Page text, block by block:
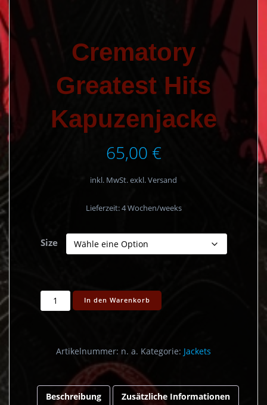
Crematory
Greatest Hits
Kapuzenjacke
65,00 €
inkl. MwSt.exkl. Versand
Lieferzeit:4 Wochen/weeks
Size
Crematory
Greatest
Menge
In den Warenkorb
Artikelnummer: n. a. Kategorie: Jackets
Beschreibung
Zusätzliche Informationen